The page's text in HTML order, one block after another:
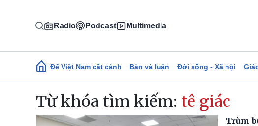
Radio Podcast Multimedia
Main navigation
Để Việt Nam cất cánh Bàn và luận Đời sống - Xã hội
Từ khóa tìm kiếm: tê giác
Trùm